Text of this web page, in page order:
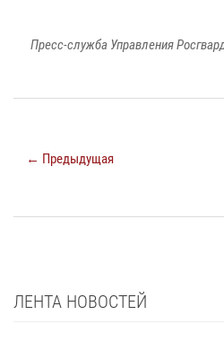
Пресс-служба Управления
← Предыдущая
ЛЕНТА НОВОСТЕЙ